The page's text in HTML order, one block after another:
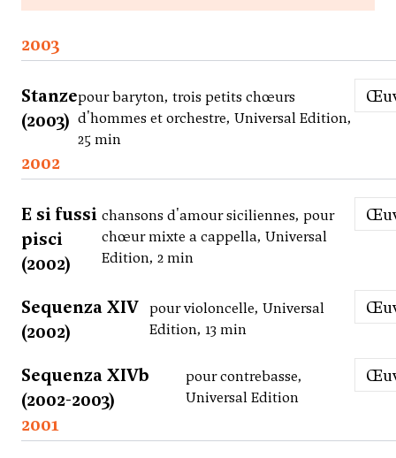
2003
Stanze
(2003)
pour baryton, trois petits chœurs
d'hommes et orchestre, Universal Edition,
25 min
2002
E si fussi
pisci
(2002)
chansons d'amour siciliennes, pour
chœur mixte a cappella, Universal
Edition, 2 min
Sequenza XIV
(2002)
pour violoncelle, Universal
Edition, 13 min
Sequenza XIVb
(2002-2003)
pour contrebasse,
Universal Edition
2001